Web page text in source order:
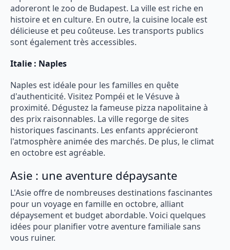
adoreront le zoo de Budapest. La ville est riche en
histoire et en culture. En outre, la cuisine locale est
délicieuse et peu coûteuse. Les transports publics
sont également très accessibles.
Italie : Naples
Naples est idéale pour les familles en quête
d'authenticité. Visitez Pompéi et le Vésuve à
proximité. Dégustez la fameuse pizza napolitaine à
des prix raisonnables. La ville regorge de sites
historiques fascinants. Les enfants apprécieront
l'atmosphère animée des marchés. De plus, le climat
en octobre est agréable.
Asie : une aventure dépaysante
L'Asie offre de nombreuses destinations fascinantes
pour un voyage en famille en octobre, alliant
dépaysement et budget abordable. Voici quelques
idées pour planifier votre aventure familiale sans
vous ruiner.